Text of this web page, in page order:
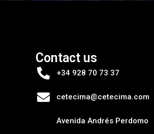
Contact us
+34 928 70 73 37
cetecima@cetecima.com
Avenida Andrés Perdomo